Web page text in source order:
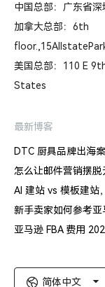
中国总部：广东省
加拿大总部：6th
美国总部：110 E
States
最新博客
怎么让邮件营销摆
AI 建站 vs 模板建站
新手卖家如何参考
亚马逊 FBA 费用
简体中文